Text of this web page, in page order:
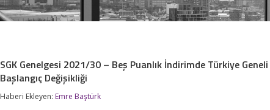
SGK Genelgesi 2021/30 – Beş Puanlık İndirimde Türkiye
Başlangıç Değişikliği
Haberi Ekleyen: Emre Baştürk